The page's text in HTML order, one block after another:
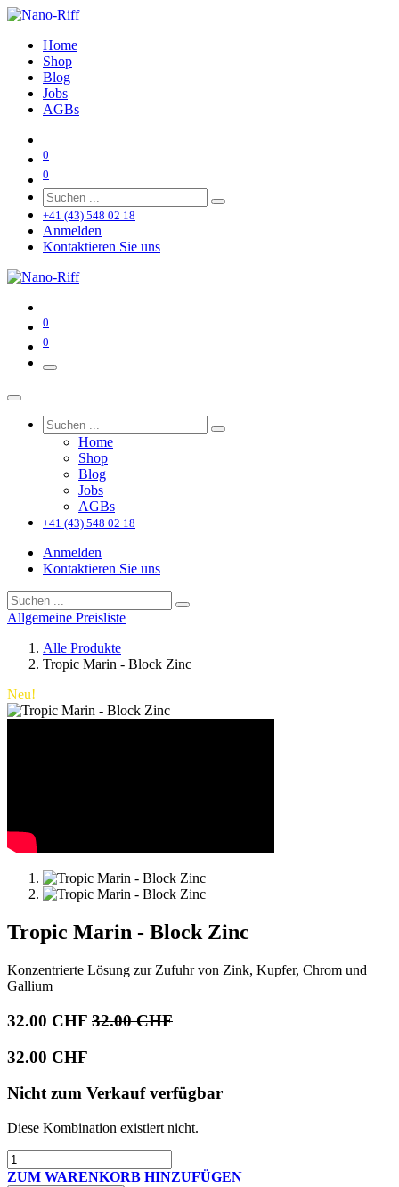
Home
Shop
Blog
Jobs
AGBs
0
0
+41 (43) 548 02 18
Anmelden
Kontaktieren Sie uns
0
0
Home
Shop
Blog
Jobs
AGBs
+41 (43) 548 02 18
Anmelden
Kontaktieren Sie uns
Allgemeine Preisliste
Alle Produkte
Tropic Marin - Block Zinc
Neu!
Tropic Marin - Block Zinc
Konzentrierte Lösung zur Zufuhr von Zink, Kupfer, Chrom und
Gallium
32.00 CHF 32.00CHF
32.00 CHF
Nicht zum Verkauf verfügbar
Diese Kombination existiert nicht.
ZUM WARENKORB HINZUFÜGEN